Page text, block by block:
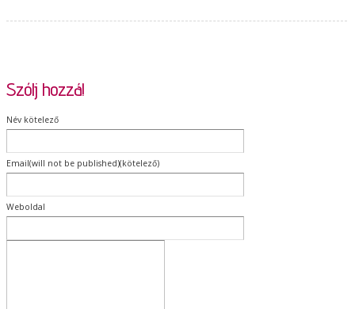
Szólj hozzá!
Név kötelező
Email(will not be published)(kötelező)
Weboldal